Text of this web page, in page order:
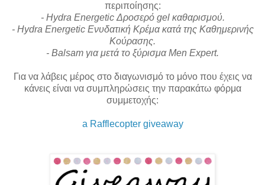
περιποίησης:
- Hydra EnergeticΔροσερό gelκαθαρισμού.
- Hydra EnergeticΕνυδατική Κρέμα κατά της Καθημερινής
Κούρασης.
- Balsam για μετά το ξύρισμα Men Expert.
Για να λάβεις μέρος στο διαγωνισμό το μόνο που έχεις να
κάνεις είναι να συμπληρώσεις την παρακάτω φόρμα
συμμετοχής:
a Rafflecopter giveaway